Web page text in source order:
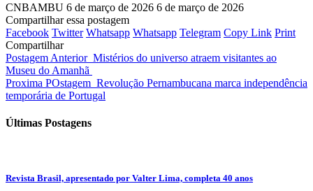
CNBAMBU 6 de março de 2026 6 de março de 2026
Compartilhar essa postagem
Facebook Twitter Whatsapp Whatsapp Telegram Copy Link Print
Compartilhar
Postagem Anterior Mistérios do universo atraem visitantes ao
Museu do Amanhã
Proxima POstagem Revolução Pernambucana marca independência
temporária de Portugal
Últimas Postagens
Revista Brasil, apresentado por Valter Lima, completa 40 anos